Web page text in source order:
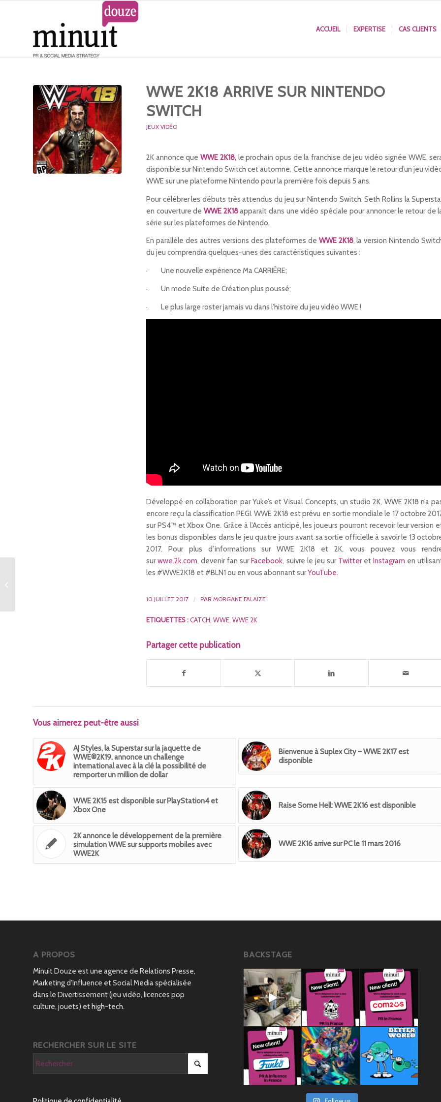
ACCUEIL EXPERTISE CAS CLIENTS
WWE 2K18 ARRIVE SUR NINTENDO
SWITCH
JEUX VIDÉO
2K annonce queWWE 2K18, le prochain opus de la franchise de jeu vidéo signée WWE,
disponible sur Nintendo Switch cet automne. Cette annonce marque le retour d’un jeu
WWE sur une plateforme Nintendo pour la première fois depuis 5 ans.
Pour célébrer les débuts très attendus du jeu sur Nintendo Switch, Seth Rollins la
en couverture deWWE 2K18apparait dans une vidéo spéciale pour annoncer le retour de
série sur les plateformes de Nintendo.
En parallèle des autres versions des plateformes de WWE 2K18, la version Nintendo
du jeu comprendra quelques-unes des caractéristiques suivantes :
· Une nouvelle expérience Ma CARRIÈRE;
· Un mode Suite de Création plus poussé;
· Le plus large roster jamais vu dans l’histoire du jeu vidéo WWE !
Développé en collaboration par Yuke’s et Visual Concepts, un studio 2K, WWE 2K18 n’a
encore reçu la classification PEGI. WWE 2K18 est prévu en sortie mondiale le 17 octobre
sur PS4™ et Xbox One. Grâce à l’Accès anticipé, les joueurs pourront recevoir leur version
les bonus disponibles dans le jeu quatre jours avant sa sortie officielle à savoir le 13
2017. Pour plus d’informations sur WWE 2K18 et 2K, vous pouvez vous
surwwe.2k.com, devenir fan surFacebook, suivre le jeu sur TwitteretInstagram en
les #WWE2K18 et #BLN1 ou en vous abonnant surYouTube.
10 JUILLET 2017 / PAR MORGANE FALAIZE
ETIQUETTES :CATCH, WWE, WWE 2K
Partager cette publication
Vous aimerez peut-être aussi
AJ Styles, la Superstar sur la jaquette de
WWE®2K19, annonce un challenge
international avec à la clé la possibilité de
remporter un million de dollar
Bienvenue à Suplex City – WWE 2K17 est
disponible
WWE 2K15 est disponible sur PlayStation4 et
Xbox One
Raise Some Hell: WWE 2K16 est disponible
2K annonce le développement de la première
simulation WWE sur supports mobiles avec
WWE2K
WWE 2K16 arrive sur PC le 11 mars 2016
A PROPOS
Minuit Douze est une agence de Relations Presse,
Marketing d’Influence et Social Media spécialisée
dans le Divertissement (jeu vidéo, licences pop
culture, jouets) et high-tech.
RECHERCHER SUR LE SITE
BACKSTAGE